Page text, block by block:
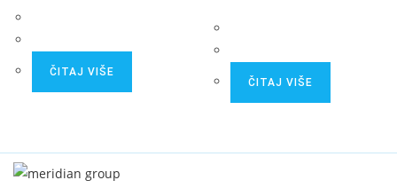
ČITAJ VIŠE
ČITAJ VIŠE